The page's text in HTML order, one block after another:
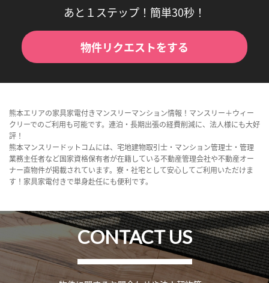
あと１ステップ！簡単30秒！
物件リクエストをする
熊本エリアの家具家電付きマンスリーマンション情報！マンスリー＋ウィー
クリーでのご利用も可能です。連泊・長期出張の経費削減に、法人様にも大好
評！
熊本マンスリードットコムには、宅地建物取引士・マンション管理士・管理
業務主任者など国家資格保有者が在籍している不動産管理会社や不動産オー
ナー直物件が掲載されています。寮・社宅として安心してご利用いただけま
す！家具家電付きで単身赴任にも便利です。
CONTACT US